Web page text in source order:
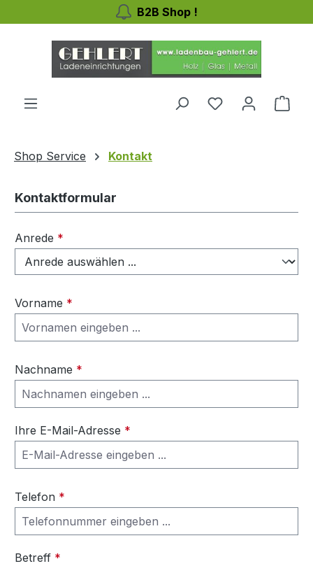
Zum Hauptinhalt springenB2B Shop !
Du hast 0
Shop Service Kontakt
Kontaktformular
Anrede *
Vorname *
Nachname *
Ihre E-Mail-Adresse *
Telefon *
Betreff *